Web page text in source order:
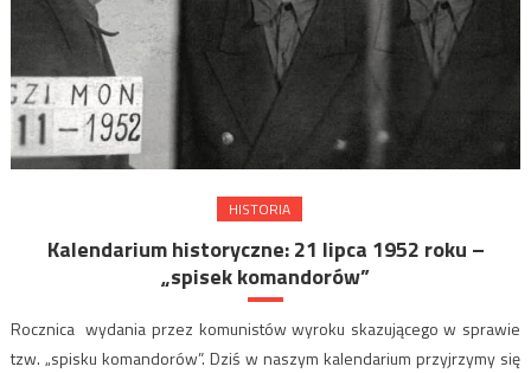
HISTORIA
Kalendarium historyczne: 21 lipca 1952 roku –
„spisek komandorów”
Rocznica wydania przez komunistów wyroku skazującego w sprawie
tzw. „spisku komandorów”. Dziś w naszym kalendarium przyjrzymy się